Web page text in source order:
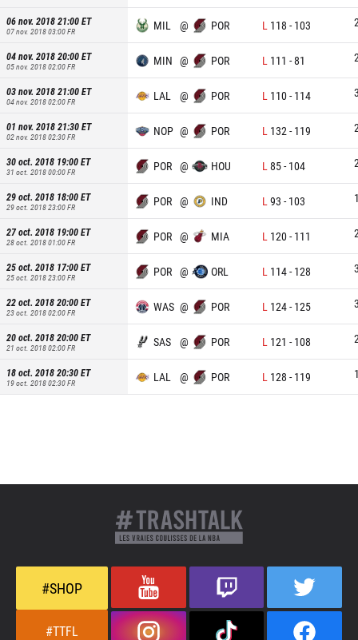
06 nov. 2018 21:00ET
07 nov. 2018 03:00FR MIL @ POR L 118 - 103
04 nov. 2018 20:00ET
05 nov. 2018 02:00FR MIN @ POR L 111 -81
03 nov. 2018 21:00ET
04 nov. 2018 02:00FR LAL @ POR L 110- 114
01 nov. 2018 21:30ET
02 nov. 2018 02:30FR NOP @ POR L 132 - 119
30 oct. 2018 19:00ET
31 oct. 2018 00:00FR POR @ HOU L 85- 104
29 oct. 2018 18:00ET
29 oct. 2018 23:00FR POR @ IND L 93 - 103
27 oct. 2018 19:00ET
28 oct. 2018 01:00FR POR @ MIA L 120- 111
25 oct. 2018 17:00ET
25 oct. 2018 23:00FR POR @ ORL L 114- 128
22 oct. 2018 20:00ET
23 oct. 2018 02:00FR WAS @ POR L 124- 125
20 oct. 2018 20:00ET
21 oct. 2018 02:00FR SAS @ POR L 121 - 108
18 oct. 2018 20:30ET
19 oct. 2018 02:30FR LAL @ POR L 128 - 119
#SHOP
#TTFL